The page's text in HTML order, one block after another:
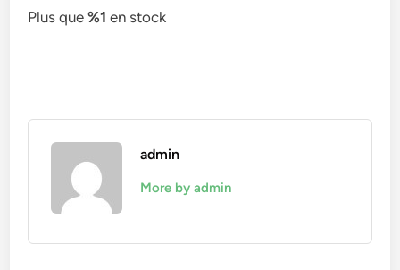
Plus que%1 en stock
admin
More by admin